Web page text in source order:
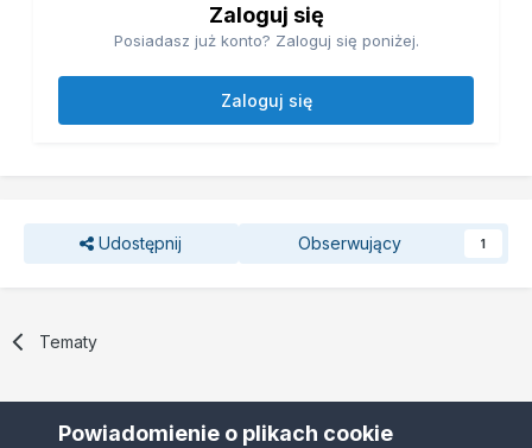
Zaloguj się
Posiadasz już konto? Zaloguj się poniżej.
Zaloguj się
Udostępnij Obserwujący 1
Tematy
Powiadomienie o plikach cookie